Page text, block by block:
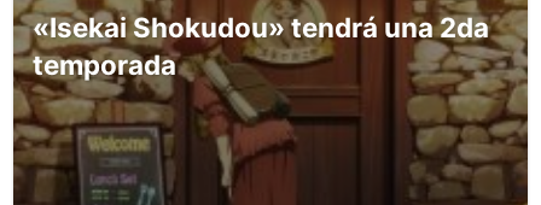
«Isekai Shokudou» tendrá una 2da
temporada